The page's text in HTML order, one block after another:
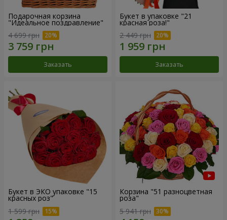
Подарочная корзина
"Идеальное поздравление"
4 699 грн
Заказать
Букет в упаковке "21
красная роза!"
2 449 грн
Заказать
Букет в ЭКО упаковке "15
красных роз"
1 599 грн
Корзина "51 разноцветная
роза"
5 941 грн